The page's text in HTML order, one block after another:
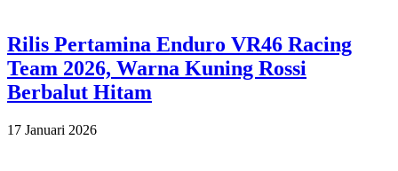
Rilis Pertamina Enduro VR46 Racing
Team 2026, Warna Kuning Rossi
Berbalut Hitam
2026-
17 Januari 2026